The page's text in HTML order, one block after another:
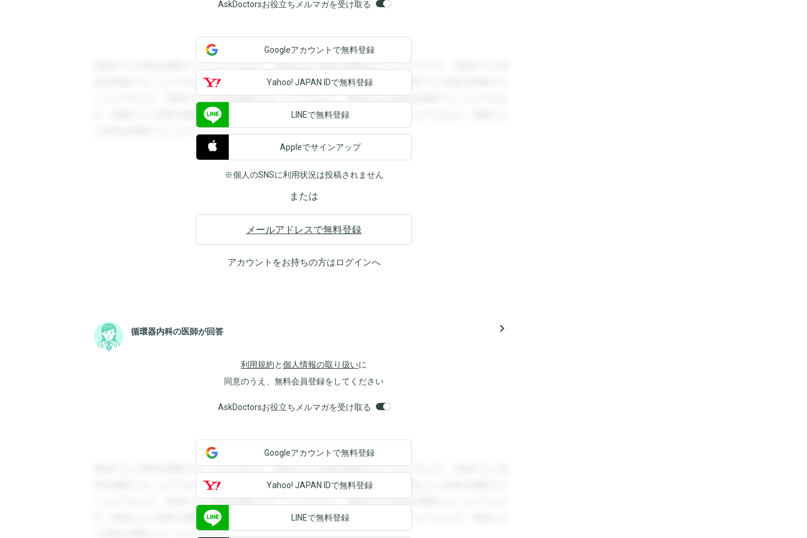
AskDoctorsお役立ちメルマガを受け取る
登録すると回答を閲覧することができます。登録すると回答を閲覧することができます。登録すると回
答を閲覧することができます。登録すると回答を閲覧することができます。登録すると回答を閲覧する
ことができます。登録すると回答を閲覧することができます。登録すると回答を閲覧することができま
す。登録すると回答を閲覧することができます。登録すると回答を閲覧することができます。登録する
と回答を閲覧することができます。
Googleアカウントで無料登録
Yahoo! JAPAN IDで無料登録
LINEで無料登録
Appleでサインアップ
※個人のSNSに利用状況は投稿されません
または
メールアドレスで無料登録
アカウントをお持ちの方はログインへ
循環器内科の医師が回答 navigate_next
利用規約と個人情報の取り扱いに
同意のうえ、無料会員登録をしてください
AskDoctorsお役立ちメルマガを受け取る
登録すると回答を閲覧することができます。登録すると回答を閲覧することができます。登録すると回
答を閲覧することができます。登録すると回答を閲覧することができます。登録すると回答を閲覧する
ことができます。登録すると回答を閲覧することができます。登録すると回答を閲覧することができま
す。登録すると回答を閲覧することができます。登録すると回答を閲覧することができます。登録する
と回答を閲覧することができます。
Googleアカウントで無料登録
Yahoo! JAPAN IDで無料登録
LINEで無料登録